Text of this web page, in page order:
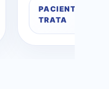
PACIENTE
TRATA